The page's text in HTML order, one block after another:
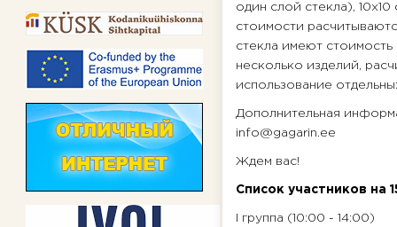
один слой стекла),
стоимости
стекла имеют
несколько изделий,
использование
Дополнительная
info@gagarin.ee
Ждем вас!
Список участников на
I группа (10:00 - 14:00)